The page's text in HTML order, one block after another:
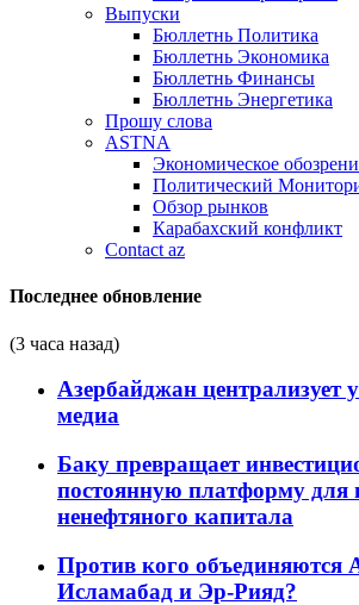
Выпуски
Бюллетнь Политика
Бюллетнь Экономика
Бюллетнь Финансы
Бюллетнь Энергетика
Прошу слова
ASTNA
Экономическое
Политический
Обзор рынков
Карабахский конфликт
Contact az
Последнее обновление
(3 часа назад)
Азербайджан централизует
медиа
Баку превращает
постоянную платформу для
ненефтяного капитала
Против кого объединяются
Исламабад и Эр-Рияд?